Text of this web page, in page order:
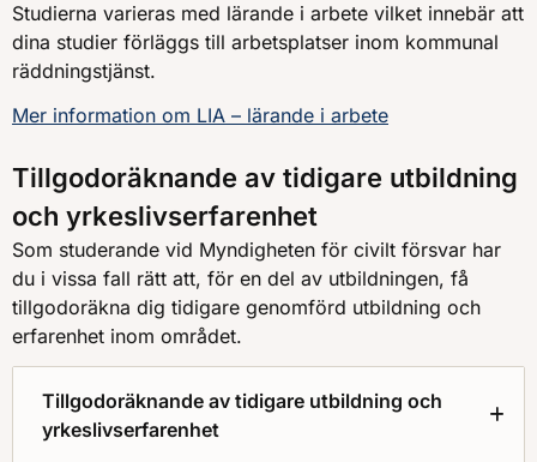
Studierna varieras med lärande i arbete vilket innebär att
dina studier förläggs till arbetsplatser inom kommunal
räddningstjänst.
Mer information om LIA – lärande i arbete
Tillgodoräknande av tidigare utbildning
och yrkeslivserfarenhet
Som studerande vid Myndigheten för civilt försvar har
du i vissa fall rätt att, för en del av utbildningen, få
tillgodoräkna dig tidigare genomförd utbildning och
erfarenhet inom området.
Tillgodoräknande av tidigare utbildning och
yrkeslivserfarenhet